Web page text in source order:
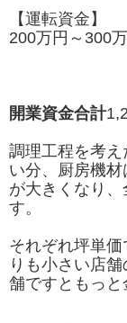
【運転資金】
200万円～300
開業資金合計
調理工程を考
い分、厨房機
が大きくなり
す。
それぞれ坪単
りも小さい店
舗ですともっと